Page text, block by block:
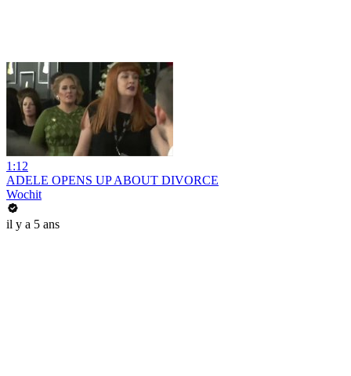
1:12
ADELE OPENS UP ABOUT DIVORCE
Wochit
il y a 5 ans